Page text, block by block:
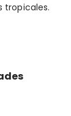
tropicales.